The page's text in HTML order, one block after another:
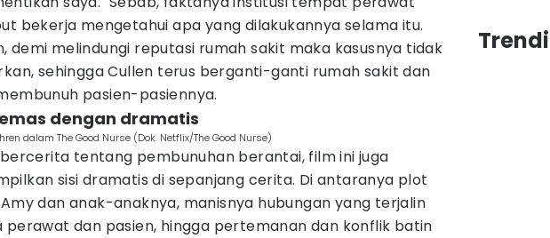
bekerja mengetahui apa yang dilakukannya selama itu.
demi melindungi reputasi rumah sakit maka kasusnya tidak
sehingga Cullen terus berganti-ganti rumah sakit dan
pasien-pasiennya.
dengan dramatis
dalam The Good Nurse (Dok. Netflix/The Good Nurse)
tentang pembunuhan berantai, film ini juga
sisi dramatis di sepanjang cerita. Di antaranya plot
dan anak-anaknya, manisnya hubungan yang terjalin
perawat dan pasien, hingga pertemanan dan konflik batin